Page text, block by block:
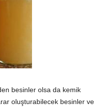
besinler olsa da kemik
oluşturabilecek besinler ve